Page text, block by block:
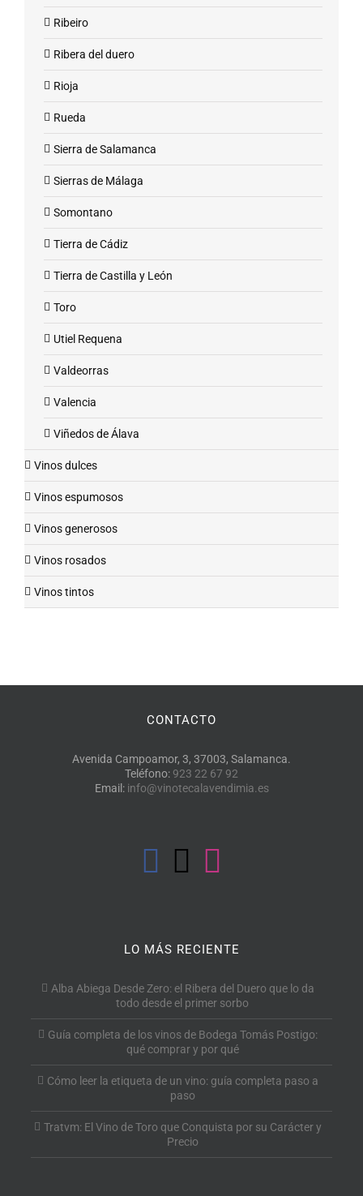
Ribeiro
Ribera del duero
Rioja
Rueda
Sierra de Salamanca
Sierras de Málaga
Somontano
Tierra de Cádiz
Tierra de Castilla y León
Toro
Utiel Requena
Valdeorras
Valencia
Viñedos de Álava
Vinos dulces
Vinos espumosos
Vinos generosos
Vinos rosados
Vinos tintos
CONTACTO
Avenida Campoamor, 3, 37003, Salamanca.
Teléfono: 923 22 67 92
Email: info@vinotecalavendimia.es
LO MÁS RECIENTE
Alba Abiega Desde Zero: el Ribera del Duero que lo da
todo desde el primer sorbo
Guía completa de los vinos de Bodega Tomás Postigo:
qué comprar y por qué
Cómo leer la etiqueta de un vino: guía completa paso a
paso
Tratvm: El Vino de Toro que Conquista por su Carácter y
Precio